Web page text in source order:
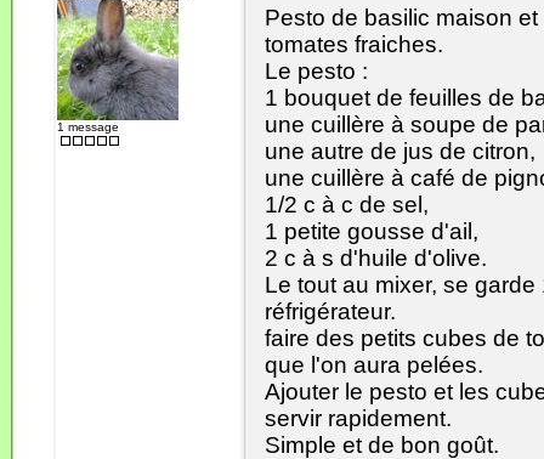
1 message
Pesto de basilic maison
tomates fraiches.
Le pesto :
1 bouquet de feuilles de
une cuillère à soupe de
une autre de jus de citron,
une cuillère à café de
1/2 c à c de sel,
1 petite gousse d'ail,
2 c à s d'huile d'olive.
Le tout au mixer, se garde
réfrigérateur.
faire des petits cubes de
que l'on aura pelées.
Ajouter le pesto et les
servir rapidement.
Simple et de bon goût.